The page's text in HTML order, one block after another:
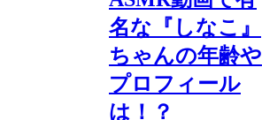
名な『しなこ』
ちゃんの年齢や
プロフィール
は！？